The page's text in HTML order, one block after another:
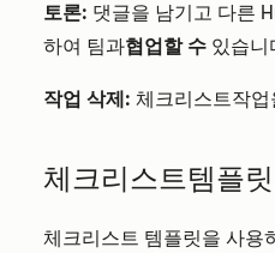
토론: 댓글을 남기고 다른
하여 팀과협업할 수 있습니
작업 삭제: 체크리스트작업
체크리스트템플
체크리스트 템플릿을 사용